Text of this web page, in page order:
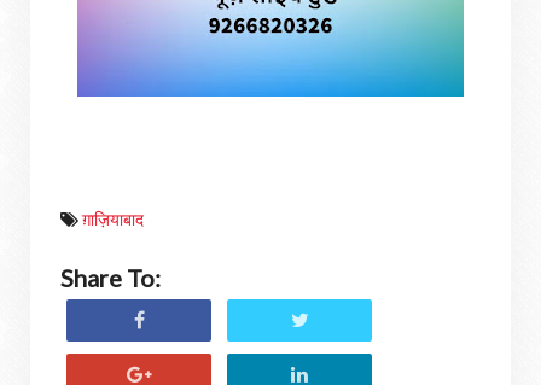
ग़ाज़ियाबाद
Share To: